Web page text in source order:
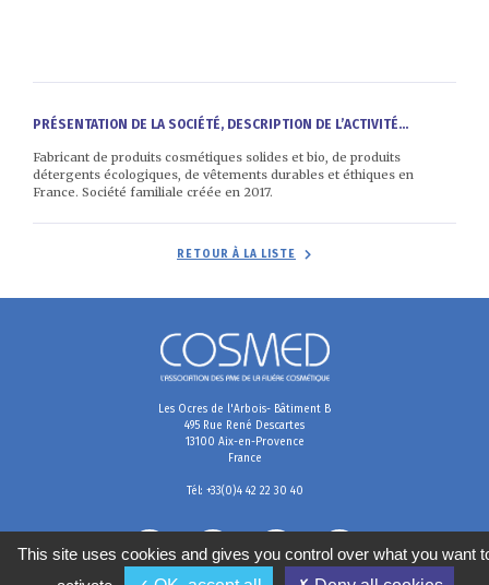
PRÉSENTATION DE LA SOCIÉTÉ, DESCRIPTION DE L’ACTIVITÉ...
Fabricant de produits cosmétiques solides et bio, de produits
détergents écologiques, de vêtements durables et éthiques en
France. Société familiale créée en 2017.
RETOUR À LA LISTE
Les Ocres de l'Arbois- Bâtiment B
495 Rue René Descartes
13100 Aix-en-Provence
France
Tél: +33(0)4 42 22 30 40
This site uses cookies and gives you control over what you want